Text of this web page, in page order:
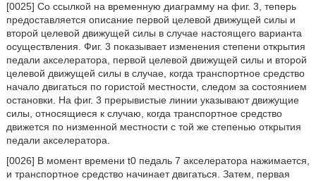
[0025] Со ссылкой на временную диаграмму на фиг. 3, теперь
предоставляется описание первой целевой движущей силы и
второй целевой движущей силы в случае настоящего варианта
осуществления. Фиг. 3 показывает изменения степени открытия
педали акселератора, первой целевой движущей силы и второй
целевой движущей силы в случае, когда транспортное средство
начало двигаться по гористой местности, следом за состоянием
остановки. На фиг. 3 прерывистые линии указывают движущие
силы, относящиеся к случаю, когда транспортное средство
движется по низменной местности с той же степенью открытия
педали акселератора.
[0026] В момент времени t0 педаль 7 акселератора нажимается,
и транспортное средство начинает двигаться. Затем, первая